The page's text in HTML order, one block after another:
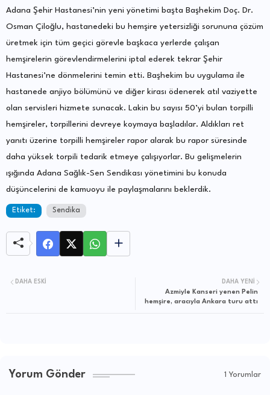
Adana Şehir Hastanesi’nin yeni yönetimi başta Başhekim Doç. Dr.
Osman Çiloğlu, hastanedeki bu hemşire yetersizliği sorununa çözüm
üretmek için tüm geçici görevle başkaca yerlerde çalışan
hemşirelerin görevlendirmelerini iptal ederek tekrar Şehir
Hastanesi’ne dönmelerini temin etti. Başhekim bu uygulama ile
hastanede anjiyo bölümünü ve diğer kirası ödenerek atıl vaziyette
olan servisleri hizmete sunacak. Lakin bu sayısı 50’yi bulan torpilli
hemşireler, torpillerini devreye koymaya başladılar. Aldıkları ret
yanıtı üzerine torpilli hemşireler rapor alarak bu rapor süresinde
daha yüksek torpili tedarik etmeye çalışıyorlar. Bu gelişmelerin
ışığında Adana Sağlık-Sen Sendikası yönetimini bu konuda
düşüncelerini de kamuoyu ile paylaşmalarını beklerdik.
Etiket: Sendika
DAHA YENI
Azmiyle Kanseri yenen Pelin
hemşire, aracıyla Ankara turu attı
DAHA ESKI
Yorum Gönder 1 Yorumlar